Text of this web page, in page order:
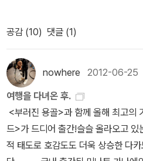
기들과 분위기가 고풍스럽게 느껴
어주는 미미여사! 참 좋은 이야기꾼,
아라타 - 가족사냥, 북스피어 사실
다는 최근에 읽은 대작 '영원의 아이'
래도 이런 대작을 몇년에 걸쳐 심혈을
대단하고, 장대한 이야기 속에 힘있는
회문제에 대한 통찰과 메시지를 가
훌륭한 작가라고 생각합니다.
해 놓았을 뿐 책을 다 읽고서는 그 어
아도 이미 입소문을 타고 두둥실 독
을 인지한 상태라 그러했을 터. 알라
이미지가 등록이 되지 않은 상태라 손
올려보는 사진 이미지에 몇 번을 지
경질이 머리 끝까지 솟았다. 어제
부다. 목 잘린 신부와 결혼식 날 토
이야기가 펼쳐질지 기대도 기대치지
3p 다. 흔들리는 버스에서 초절정의
꿀> 역시 너무 읽고 싶네요. 전대미
서, 누쿠이 도쿠로의 <유괴증후군>을
운 면을 잘 잡아내는 작가 같아서, 저
다. ^^ 누쿠이 도쿠로 <후회와 진실
유명한 누쿠이 도쿠로의 신작입니다.
인 <난반사>가 꽤 많은 득표를 했지
저는 그 뒤로 <난반사>를 읽고 그저
그 수많은 우연 혹은 사소한 일들이
건 하나를 이끌어내는 것이...이번 신
있다. 하나하나의 채소의 관점에서
으로서의 내 인생이란 대체 무엇이었
좋지 않군요. (15)이런식인거다. 채
무라카미 하루키의 에세이란. 하루키 에세이가 재미있는 줄 알았다
면 진작에 그의 잡문집도 읽었을텐데
하루키 열풍이 불기 시작할 것 같기
출간계약으로 쏟아져나온다.그런데
사의 하루키 에세이 두 권과 문동의
지 않는 다른 작품들인가?하루키 에
는 어른이나, 집요하게 불만을 제기
은 지금 병이 든 걸까? 병들었다고
것은 나쁜 일이 아니지만, 그건 의무
그건 모르고 권리행사만 주장하는 사
어요. 게다가 본인들은 당연한 권리
자신들에게 잘못이 있다는 생각도
국민이다. <난반사>에서 '나 하나쯤
일상에서 마주칠 수 있는, 나일 수 있
일 수도 있는 많은 일상의 인물들이 '
공감 (10) 댓글 (1)
nowhere 2012-06-25
여행을 다녀온 후.
<부러진 용골>과 함께 올해 최고의
드>가 드디어 출간!슬슬 올라오고 있
적 태도로 호감도도 더욱 상승한 다